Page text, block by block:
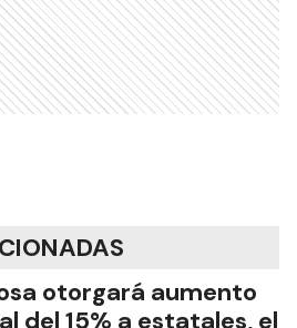
otorgará aumento
del 15% a estatales, el